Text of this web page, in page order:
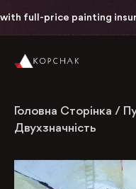
full-price painting
Головна Сторінка /
Двухзначність